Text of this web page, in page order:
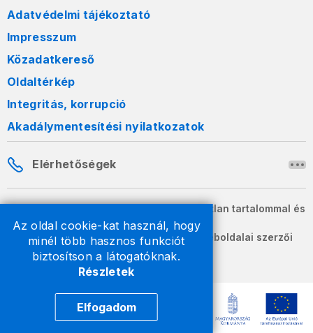
Az oldal cookie-kat használ, hogy
minél több hasznos funkciót
biztosítson a látogatóknak.
Részletek
Elfogadom
Adatvédelmi tájékoztató
Impresszum
Közadatkereső
Oldaltérkép
Integritás, korrupció
Akadálymentesítési nyilatkozatok
Elérhetőségek
A honlapon szereplő információk változatlan tartalommal és
formában szabadon terjeszthetők.
2026 © A Nemzeti Adó- és Vámhivatal weboldalai szerzői
jogvédelem alatt állnak.